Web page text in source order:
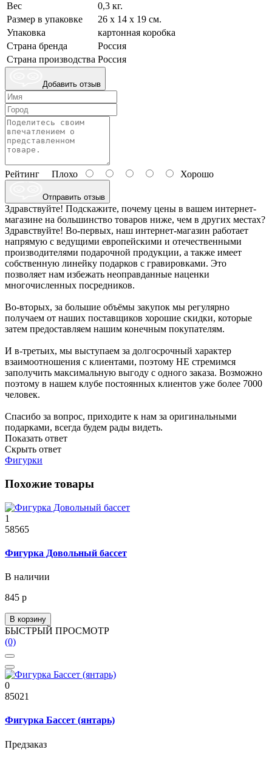
Вес
0,3 кг.
Размер в упаковке
26 х 14 х 19 см.
Упаковка
картонная коробка
Страна бренда
Россия
Страна производства Россия
Добавить отзыв
Рейтинг Плохо Хорошо
Отправить отзыв
Здравствуйте! Подскажите, почему цены в вашем интернет-
магазине на большинство товаров ниже, чем в других местах?
Здравствуйте! Во-первых, наш интернет-магазин работает
напрямую с ведущими европейскими и отечественными
производителями подарочной продукции, а также имеет
собственную линейку подарков с гравировками. Это
позволяет нам избежать неоправданные наценки
многочисленных посредников.
Во-вторых, за большие объёмы закупок мы регулярно
получаем от наших поставщиков хорошие скидки, которые
затем предоставляем нашим конечным покупателям.
И в-третьих, мы выступаем за долгосрочный характер
взаимоотношения с клиентами, поэтому НЕ стремимся
заполучить максимальную выгоду с одного заказа. Возможно
поэтому в нашем клубе постоянных клиентов уже более 7000
человек.
Спасибо за вопрос, приходите к нам за оригинальными
подарками, всегда будем рады видеть.
Показать ответ
Скрыть ответ
Фигурки
Похожие товары
1
58565
Фигурка Довольный бассет
В наличии
845 р
В корзину
БЫСТРЫЙ ПРОСМОТР
(0)
0
85021
Фигурка Бассет (янтарь)
Предзаказ